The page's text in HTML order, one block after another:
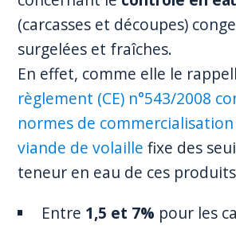
(carcasses et découpes)
surgelées et fraîches.
En effet, comme elle le
règlement (CE) n°543/2008
normes de
viande de volaille fixe des
teneur en eau de ces
Entre 1,5 et 7% pour les